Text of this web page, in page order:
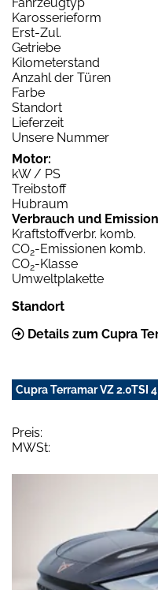
Karosserieform
Erst-Zul.
Getriebe
Kilometerstand
Anzahl der Türen
Farbe
Standort
Lieferzeit
Unsere Nummer
Motor:
kW / PS
Treibstoff
Hubraum
Verbrauch und
Kraftstoffverbr. komb.
CO2-Emissionen komb.
CO2-Klasse
Umweltplakette
Standort
Details zum Cupra
Cupra Terramar VZ 2.0TSI
Preis:
MWSt: